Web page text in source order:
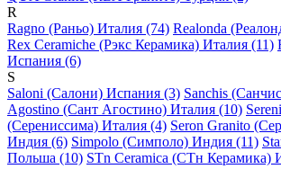
R
Ragno (Раньо) Италия (74) Realonda
Rex Ceramiche (Рэкс Керамика) Италия (11)
Испания (6)
S
Saloni (Салони) Испания (3) Sanchis
Agostino (Сант Агостино) Италия (10)
(Серениссима) Италия (4) Seron Granito
Индия (6) Simpolo (Симполо) Индия (11)
Польша (10) STn Ceramica (СТн Керамика)